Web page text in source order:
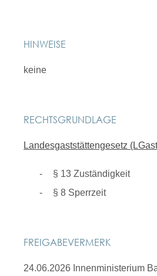
HINWEISE
keine
RECHTSGRUNDLAGE
Landesgaststättengesetz
§ 13 Zuständigkeit
§ 8 Sperrzeit
FREIGABEVERMERK
24.06.2026 Innenministerium